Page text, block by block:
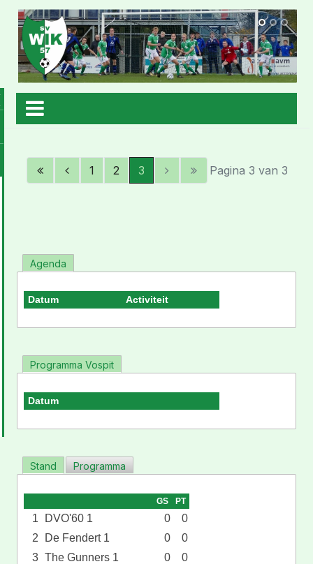
1 2 3 Pagina 3 van 3
Agenda
Datum Activiteit
Programma Vospit
Datum
Stand Programma
GS PT
1 DVO'60 1 0
0
2
De Fendert 1 0
0
3 The Gunners 1 0
0